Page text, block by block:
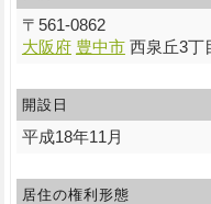
〒 561-0862
大阪府 豊中市 西泉丘3丁
開設日
平成18年11月
居住の権利形態